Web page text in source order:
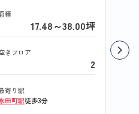
積
17.48～38.00坪
きフロア
2
寄り駅
田町駅徒歩3分